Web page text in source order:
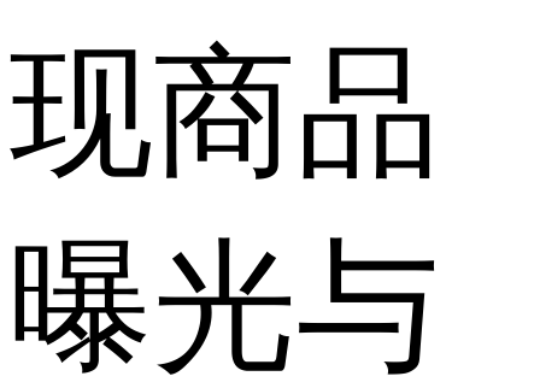
现商品
曝光与